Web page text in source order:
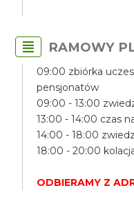
RAMOWY
09:00 zbiórka
pensjonatów
09:00 - 13:00
13:00 - 14:00 czas
14:00 - 18:00
18:00 - 20:00
ODBIERAMY Z